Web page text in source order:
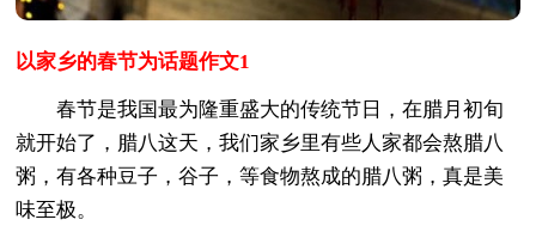
以家乡的春节为话题作文1
春节是我国最为隆重盛大的传统节日，在腊月初旬
就开始了，腊八这天，我们家乡里有些人家都会熬腊八
粥，有各种豆子，谷子，等食物熬成的腊八粥，真是美
味至极。